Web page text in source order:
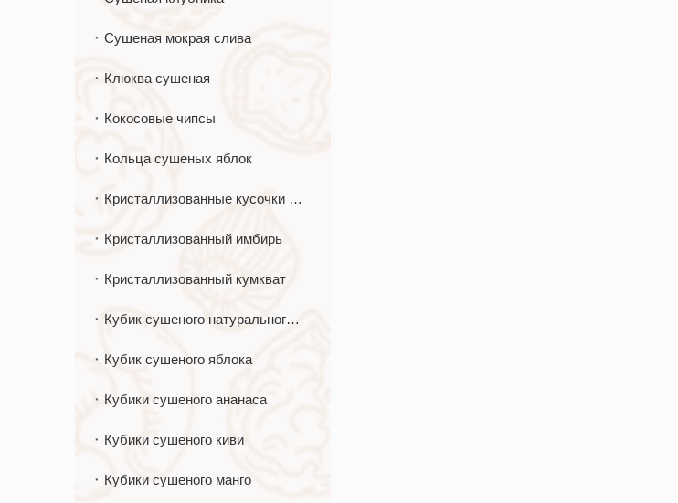
Сушеная мокрая слива
Клюква сушеная
Кокосовые чипсы
Кольца сушеных яблок
Кристаллизованные кусочки имбиря
Кристаллизованный имбирь
Кристаллизованный кумкват
Кубик сушеного натурального яблока
Кубик сушеного яблока
Кубики сушеного ананаса
Кубики сушеного киви
Кубики сушеного манго